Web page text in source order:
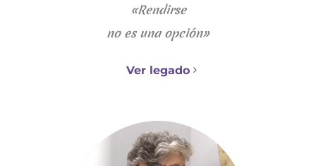
«Rendirse
no es una opción»
Ver legado